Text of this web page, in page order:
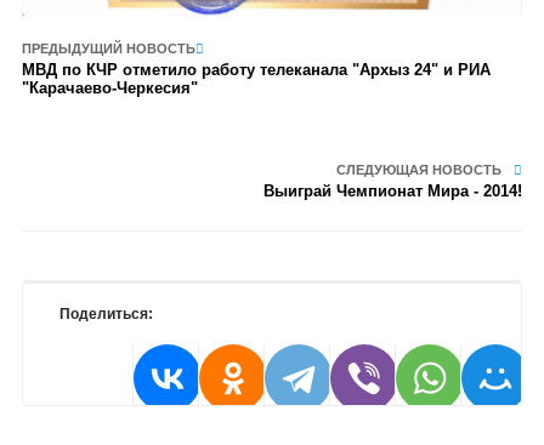
ПРЕДЫДУЩИЙ НОВОСТЬ
МВД по КЧР отметило работу телеканала "Архыз 24" и РИА
"Карачаево-Черкесия"
СЛЕДУЮЩАЯ НОВОСТЬ
Выиграй Чемпионат Мира - 2014!
Поделиться: